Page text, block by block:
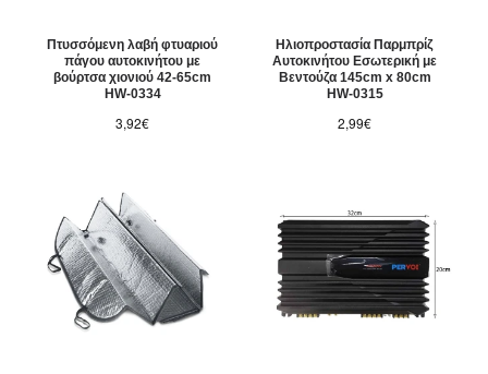
Πτυσσόμενη λαβή φτυαριού
πάγου αυτοκινήτου με
βούρτσα χιονιού 42-65cm
HW-0334
3,92€
Ηλιοπροστασία Παρμπρίζ
Αυτοκινήτου Εσωτερική με
Βεντούζα 145cm x 80cm
HW-0315
2,99€